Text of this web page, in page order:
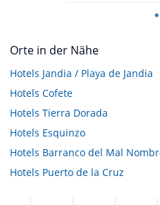
Orte in der Nähe
Hotels Jandia / Playa de Jandia
Hotels Cofete
Hotels Tierra Dorada
Hotels Esquinzo
Hotels Barranco del Mal
Hotels Puerto de la Cruz